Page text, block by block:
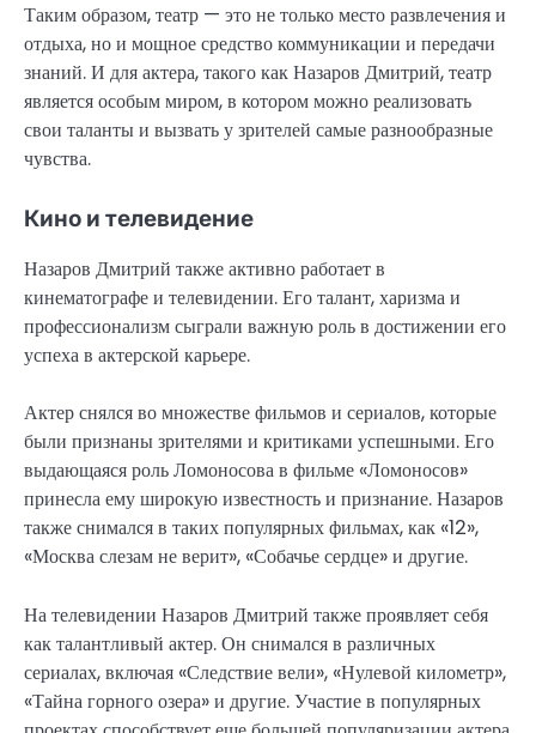
Таким образом, театр — это не только место развлечения и
отдыха, но и мощное средство коммуникации и передачи
знаний. И для актера, такого как Назаров Дмитрий, театр
является особым миром, в котором можно реализовать
свои таланты и вызвать у зрителей самые разнообразные
чувства.
Кино и телевидение
Назаров Дмитрий также активно работает в
кинематографе и телевидении. Его талант, харизма и
профессионализм сыграли важную роль в достижении его
успеха в актерской карьере.
Актер снялся во множестве фильмов и сериалов, которые
были признаны зрителями и критиками успешными. Его
выдающаяся роль Ломоносова в фильме «Ломоносов»
принесла ему широкую известность и признание. Назаров
также снимался в таких популярных фильмах, как «12»,
«Москва слезам не верит», «Собачье сердце» и другие.
На телевидении Назаров Дмитрий также проявляет себя
как талантливый актер. Он снимался в различных
сериалах, включая «Следствие вели», «Нулевой километр»,
«Тайна горного озера» и другие. Участие в популярных